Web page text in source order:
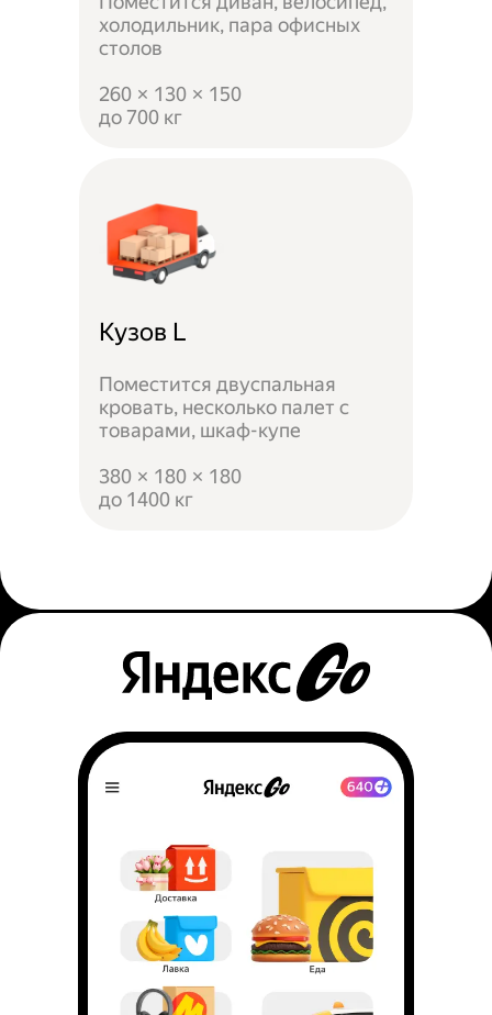
холодильник, пара офисных
столов
260 × 130 × 150
до 700 кг
Кузов L
Поместится двуспальная
кровать, несколько палет с
товарами, шкаф-купе
380 × 180 × 180
до 1400 кг